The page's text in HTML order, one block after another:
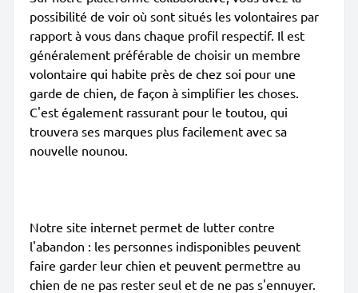
possibilité de voir où sont situés les volontaires par
rapport à vous dans chaque profil respectif. Il est
généralement préférable de choisir un membre
volontaire qui habite près de chez soi pour une
garde de chien, de façon à simplifier les choses.
C'est également rassurant pour le toutou, qui
trouvera ses marques plus facilement avec sa
nouvelle nounou.
Notre site internet permet de lutter contre
l'abandon : les personnes indisponibles peuvent
faire garder leur chien et peuvent permettre au
chien de ne pas rester seul et de ne pas s'ennuyer.